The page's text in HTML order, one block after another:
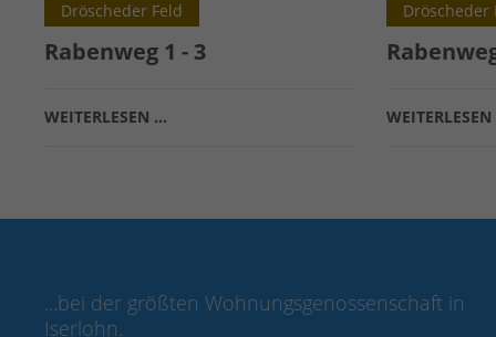
Dröscheder Feld
Rabenweg 1 - 3
WEITERLESEN …
Dröscheder
...bei der größten Wohnungsgenossenschaft in
Iserlohn.